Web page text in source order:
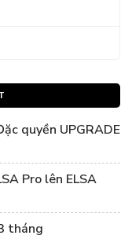
quyền UPGRADE
Pro lên ELSA
tháng